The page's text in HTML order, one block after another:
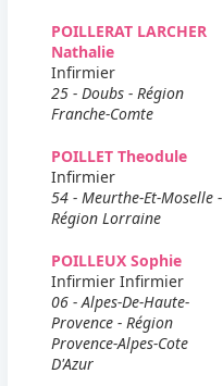
POILLERAT LARCHER
Nathalie
Infirmier
25 - Doubs - Région
Franche-Comte
POILLET Theodule
Infirmier
54 - Meurthe-Et-Moselle -
Région Lorraine
POILLEUX Sophie
Infirmier Infirmier
06 - Alpes-De-Haute-
Provence - Région
Provence-Alpes-Cote
D'Azur